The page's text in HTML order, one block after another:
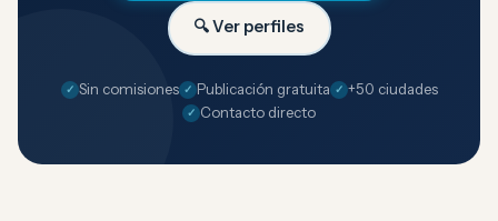
🔍 Ver perfiles
Sin comisiones Publicación gratuita
+50 ciudades
Contacto directo